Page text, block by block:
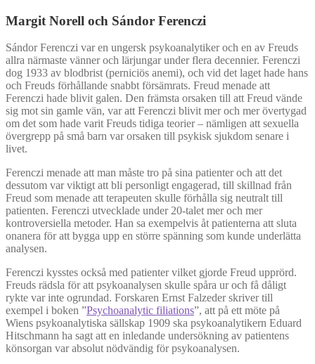
Margit Norell och Sándor Ferenczi
Sándor Ferenczi var en ungersk psykoanalytiker och en av Freuds
allra närmaste vänner och lärjungar under flera decennier. Ferenczi
dog 1933 av blodbrist (perniciös anemi), och vid det laget hade hans
och Freuds förhållande snabbt försämrats. Freud menade att
Ferenczi hade blivit galen. Den främsta orsaken till att Freud vände
sig mot sin gamle vän, var att Ferenczi blivit mer och mer övertygad
om det som hade varit Freuds tidiga teorier – nämligen att sexuella
övergrepp på små barn var orsaken till psykisk sjukdom senare i
livet.
Ferenczi menade att man måste tro på sina patienter och att det
dessutom var viktigt att bli personligt engagerad, till skillnad från
Freud som menade att terapeuten skulle förhålla sig neutralt till
patienten. Ferenczi utvecklade under 20-talet mer och mer
kontroversiella metoder. Han sa exempelvis åt patienterna att sluta
onanera för att bygga upp en större spänning som kunde underlätta
analysen.
Ferenczi kysstes också med patienter vilket gjorde Freud upprörd.
Freuds rädsla för att psykoanalysen skulle spåra ur och få dåligt
rykte var inte ogrundad. Forskaren Ernst Falzeder skriver till
exempel i boken ”Psychoanalytic filiations”, att på ett möte på
Wiens psykoanalytiska sällskap 1909 ska psykoanalytikern Eduard
Hitschmann ha sagt att en inledande undersökning av patientens
könsorgan var absolut nödvändig för psykoanalysen.